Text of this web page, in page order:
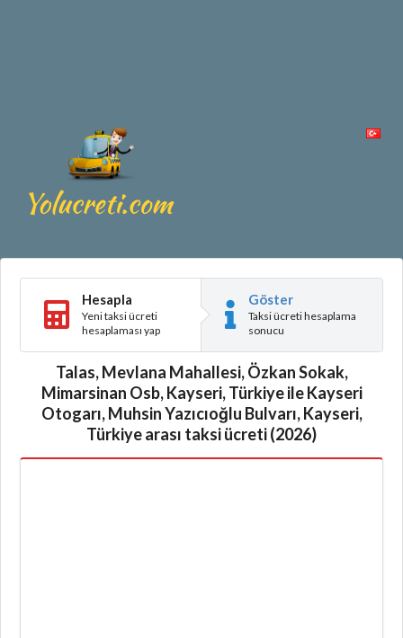
Hesapla
Yeni taksi ücreti
hesaplaması yap
Göster
Taksi ücreti hesaplama
sonucu
Talas, Mevlana Mahallesi, Özkan Sokak,
Mimarsinan Osb, Kayseri, Türkiye ile Kayseri
Otogarı, Muhsin Yazıcıoğlu Bulvarı, Kayseri,
Türkiye arası taksi ücreti (2026)